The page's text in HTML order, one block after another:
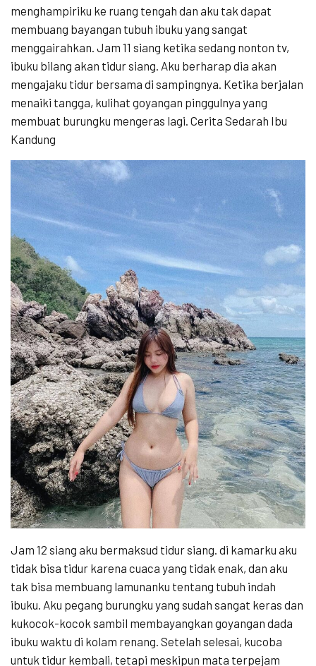
menghampiriku ke ruang tengah dan aku tak dapat
membuang bayangan tubuh ibuku yang sangat
menggairahkan. Jam 11 siang ketika sedang nonton tv,
ibuku bilang akan tidur siang. Aku berharap dia akan
mengajaku tidur bersama di sampingnya. Ketika berjalan
menaiki tangga, kulihat goyangan pinggulnya yang
membuat burungku mengeras lagi. Cerita Sedarah Ibu
Kandung
Jam 12 siang aku bermaksud tidur siang. di kamarku aku
tidak bisa tidur karena cuaca yang tidak enak, dan aku
tak bisa membuang lamunanku tentang tubuh indah
ibuku. Aku pegang burungku yang sudah sangat keras dan
kukocok-kocok sambil membayangkan goyangan dada
ibuku waktu di kolam renang. Setelah selesai, kucoba
untuk tidur kembali, tetapi meskipun mata terpejam